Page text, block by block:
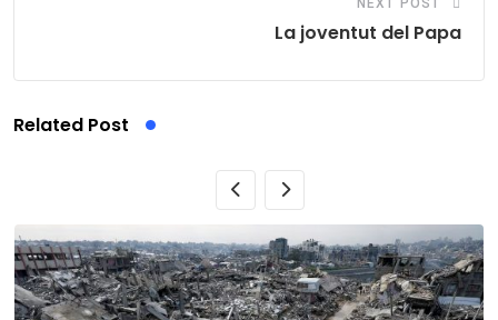
NEXT POST
La joventut del Papa
Related Post